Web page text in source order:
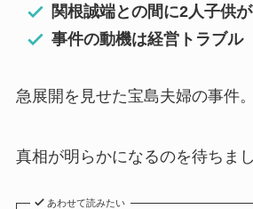
関根誠端との間に2人子供
事件の動機は経営トラブル
急展開を見せた宝島夫婦の事件。
真相が明らかになるのを待ちまし
あわせて読みたい